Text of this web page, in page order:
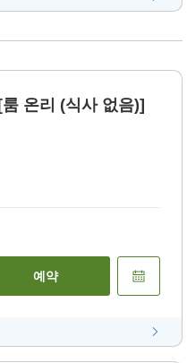
온리 (식사 없음)]
예약